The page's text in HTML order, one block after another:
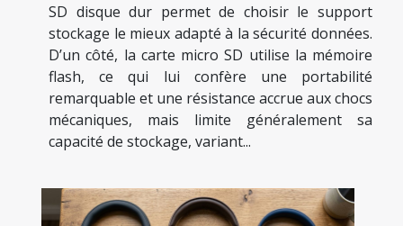
SD disque dur permet de choisir le support
stockage le mieux adapté à la sécurité données.
D’un côté, la carte micro SD utilise la mémoire
flash, ce qui lui confère une portabilité
remarquable et une résistance accrue aux chocs
mécaniques, mais limite généralement sa
capacité de stockage, variant...